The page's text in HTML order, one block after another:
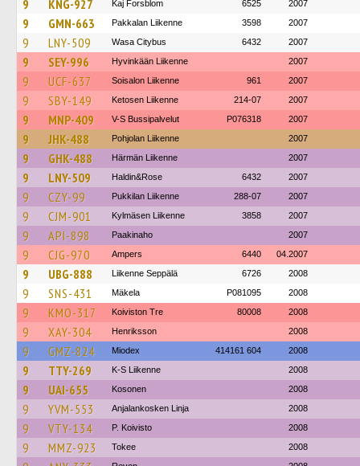
9 KNG-927 Kaj Forsblom 6525 2007
9 GMN-663 Pakkalan Liikenne 3598 2007
9 LNY-509 Wasa Citybus 6432 2007
9 SEY-996 Hyvinkään Liikenne 2007
9 UCF-637 Soisalon Liikenne 961 2007
9 SBY-149 Ketosen Liikenne 214-07 2007
9 MNP-409 V-S Bussipalvelut P076318 2007
9 JHK-488 Pohjolan Liikenne 2007
9 GHK-488 Härmän Liikenne 2007
9 LNY-509 Haldin&Rose 6432 2007
9 CZY-99 Pukkilan Liikenne 288-07 2007
9 CJM-901 Kylmäsen Liikenne 3858 2007
9 API-898 Paakinaho 2007
9 CJG-970 Ampers 6440 04.2007
9 UBG-888 Liikenne Seppälä 6726 2008
9 SNS-431 Mäkela P081095 2008
9 KMO-317 Koiviston Tre 80008 2008
9 XAY-304 Henriksson 2008
9 GMZ-824 Miodex 414161 604 2008
9 TTY-269 K-S Liikenne 2008
9 UAI-655 Kosonen 2008
9 YVM-553 Anjalankosken Linja 2008
9 VTY-134 P. Koivisto 2008
9 MMZ-923 Tokee 2008